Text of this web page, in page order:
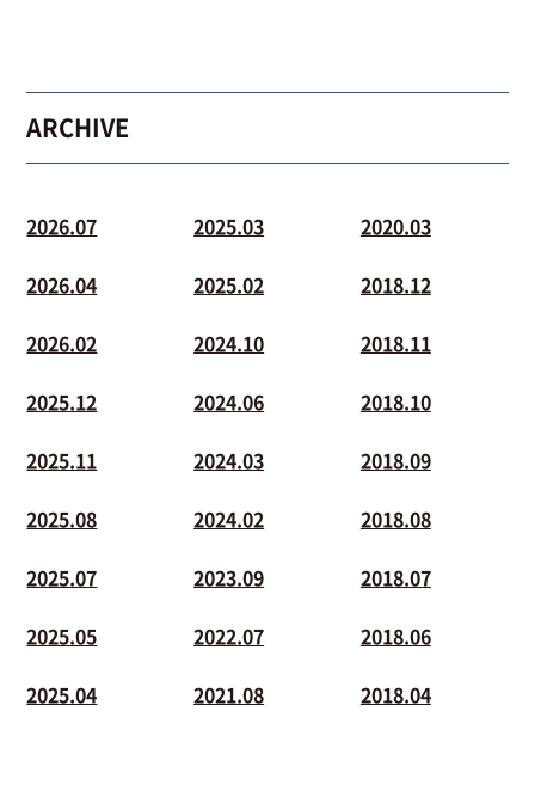
ARCHIVE
2026.07
2026.04
2026.02
2025.12
2025.11
2025.08
2025.07
2025.05
2025.04
2025.03
2025.02
2024.10
2024.06
2024.03
2024.02
2023.09
2022.07
2021.08
2020.03
2018.12
2018.11
2018.10
2018.09
2018.08
2018.07
2018.06
2018.04